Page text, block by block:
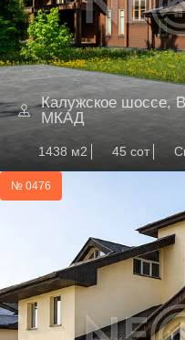
Калужское шоссе,
МКАД
1438 м2 45 сот
№ 0476